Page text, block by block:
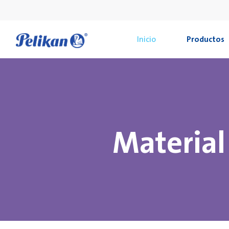
Inicio Productos
Material